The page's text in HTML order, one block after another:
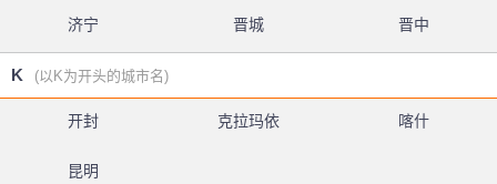
济宁 晋城 晋中
K (以K为开头的城市名)
开封 克拉玛依 喀什
昆明